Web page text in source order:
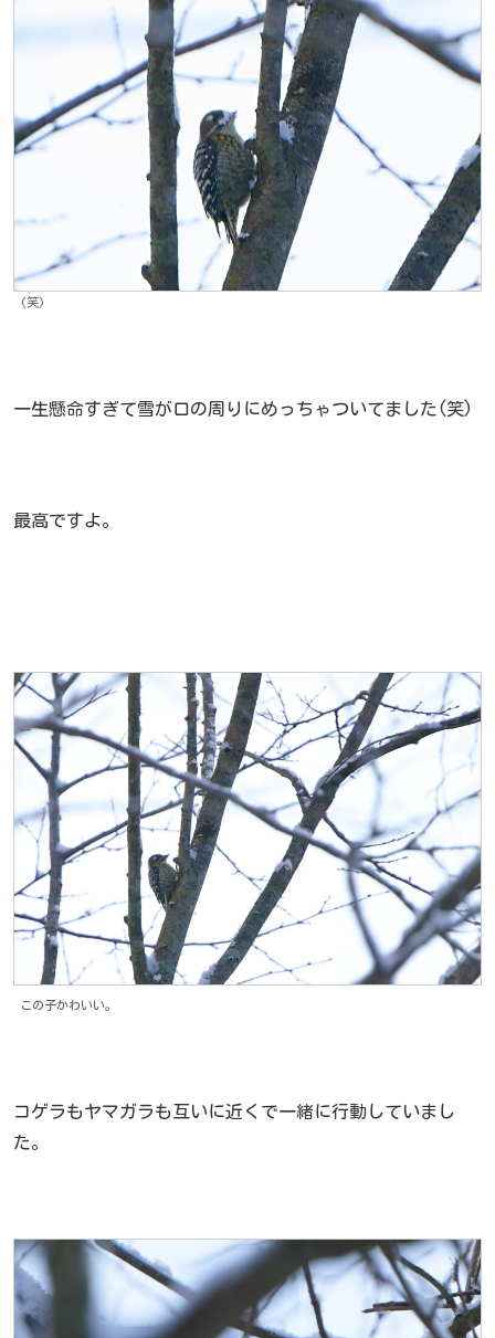
(笑)
一生懸命すぎて雪が口の周りにめっちゃついてました(笑)
最高ですよ。
この子かわいい。
コゲラもヤマガラも互いに近くで一緒に行動していまし
た。